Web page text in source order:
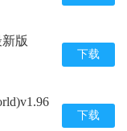
版
下载
下载